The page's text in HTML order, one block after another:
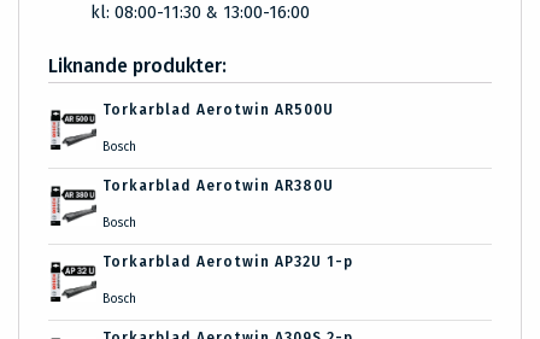
kl: 08:00-11:30 & 13:00-16:00
Liknande produkter:
Torkarblad Aerotwin AR500U
Bosch
Torkarblad Aerotwin AR380U
Bosch
Torkarblad Aerotwin AP32U 1-p
Bosch